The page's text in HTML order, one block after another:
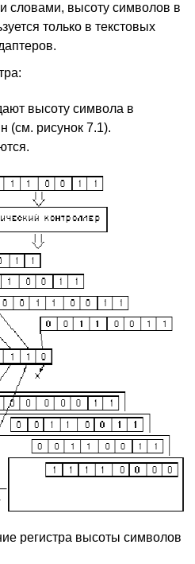
словами, высоту символов в
только в текстовых
высоту символа в
(см. рисунок 7.1).
регистра высоты символов